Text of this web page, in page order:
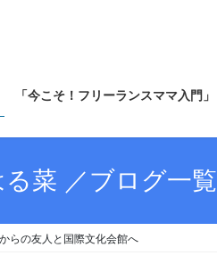
「今こそ！フリーランスママ入門」
菜 ／ブログ一覧
らの友人と国際文化会館へ